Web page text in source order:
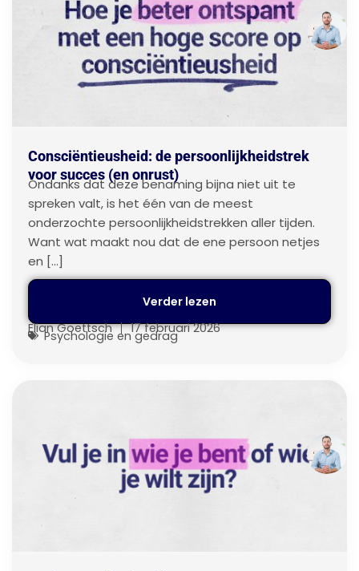
Consciëntieusheid: de persoonlijkheidstrek
voor succes (en onrust)
Ondanks dat deze benaming bijna niet uit te
spreken valt, is het één van de meest
onderzochte persoonlijkheidstrekken aller tijden.
Want wat maakt nou dat de ene persoon netjes
en […]
Verder lezen
Elian Goettsch
17 februari 2026
Psychologie en gedrag